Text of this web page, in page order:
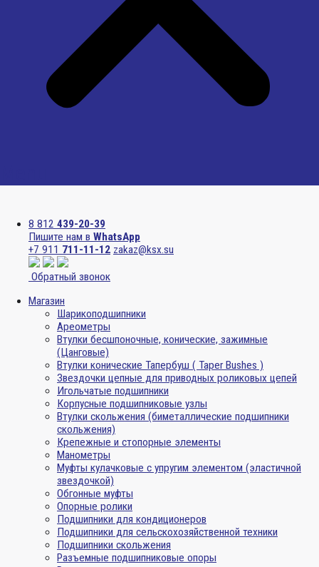
8 812 439-20-39
Пишите нам в WhatsApp
+7 911 711-11-12 zakaz@ksx.su
Обратный звонок
Магазин
Шарикоподшипники
Ареометры
Втулки бесшпоночные, конические, зажимные
(Цанговые)
Втулки конические Тапербуш ( Taper Bushes )
Звездочки цепные для приводных роликовых цепей
Игольчатые подшипники
Корпусные подшипниковые узлы
Втулки скольжения (биметаллические подшипники
скольжения)
Крепежные и стопорные элементы
Манометры
Муфты кулачковые с упругим элементом (эластичной
звездочкой)
Обгонные муфты
Опорные ролики
Подшипники для кондиционеров
Подшипники для сельскохозяйственной техники
Подшипники скольжения
Разъемные подшипниковые опоры